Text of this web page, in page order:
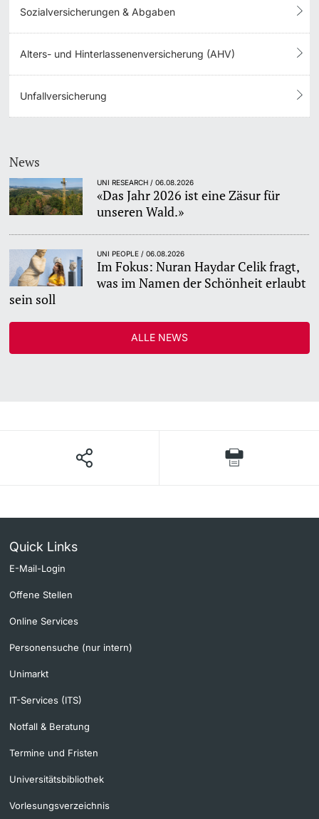
Sozialversicherungen & Abgaben
Alters- und Hinterlassenenversicherung (AHV)
Unfallversicherung
News
UNI RESEARCH / 06.08.2026
«Das Jahr 2026 ist eine Zäsur für
unseren Wald.»
UNI PEOPLE / 06.08.2026
Im Fokus: Nuran Haydar Celik fragt,
was im Namen der Schönheit erlaubt
sein soll
ALLE NEWS
Quick Links
E-Mail-Login
Offene Stellen
Online Services
Personensuche (nur intern)
Unimarkt
IT-Services (ITS)
Notfall & Beratung
Termine und Fristen
Universitätsbibliothek
Vorlesungsverzeichnis